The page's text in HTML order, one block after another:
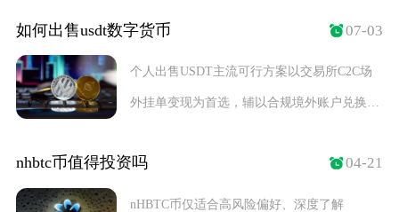
如何出售usdt数字货币 07-03
个人出售USDT主流可行方案以交易所C2C场
外挂单变现为首选，辅以合规境外账户兑换、
nhbtc币值得投资吗 04-21
nHBTC币仅适合高风险偏好、深度了解